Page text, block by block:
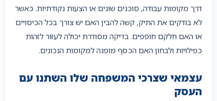
דרך מקומות עבודה, סוכנים שונים או הצעות נקודתיות. כאשר
לא בודקים את התיק, קשה להבין האם יש צורך בכל הכיסויים
או האם חלקם חופפים. בדיקה מסודרת יכולה לעזור לזהות
כפילויות ולבחון האם הכסף מופנה למקומות הנכונים.
עצמאי שצרכי המשפחה שלו השתנו עם
העסק